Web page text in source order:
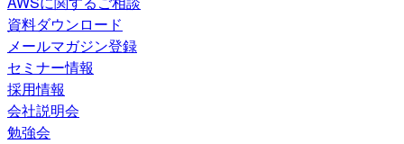
資料ダウンロード
メールマガジン登録
セミナー情報
採用情報
会社説明会
勉強会